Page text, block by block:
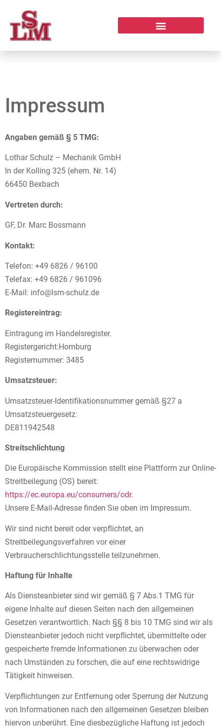
Impressum
Angaben gemäß § 5 TMG:
Lothar Schulz – Mechanik GmbH
In der Kolling 325 (ehem. Nr. 14)
66450 Bexbach
Vertreten durch:
GF, Dr. Marc Bossmann
Kontakt:
Telefon: +49 6826 / 96100
Telefax: +49 6826 / 961096
E-Mail: info@lsm-schulz.de
Registereintrag:
Eintragung im Handelsregister.
Registergericht:Homburg
Registernummer: 3485
Umsatzsteuer:
Umsatzsteuer-Identifikationsnummer gemäß §27 a
Umsatzsteuergesetz:
DE811942548
Streitschlichtung
Die Europäische Kommission stellt eine Plattform zur Online-
Streitbeilegung (OS) bereit:
https://ec.europa.eu/consumers/odr.
Unsere E-Mail-Adresse finden Sie oben im Impressum.
Wir sind nicht bereit oder verpflichtet, an
Streitbeilegungsverfahren vor einer
Verbraucherschlichtungsstelle teilzunehmen.
Haftung für Inhalte
Als Diensteanbieter sind wir gemäß § 7 Abs.1 TMG für
eigene Inhalte auf diesen Seiten nach den allgemeinen
Gesetzen verantwortlich. Nach §§ 8 bis 10 TMG sind wir als
Diensteanbieter jedoch nicht verpflichtet, übermittelte oder
gespeicherte fremde Informationen zu überwachen oder
nach Umständen zu forschen, die auf eine rechtswidrige
Tätigkeit hinweisen.
Verpflichtungen zur Entfernung oder Sperrung der Nutzung
von Informationen nach den allgemeinen Gesetzen bleiben
hiervon unberührt. Eine diesbezügliche Haftung ist jedoch